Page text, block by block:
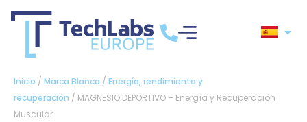
Inicio / Marca Blanca / Energía, rendimiento y
recuperación / MAGNESIO DEPORTIVO – Energía y Recuperación
Muscular